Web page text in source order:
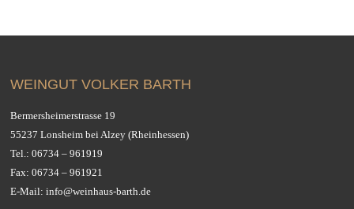
WEINGUT VOLKER BARTH
Bermersheimerstrasse 19
55237 Lonsheim bei Alzey (Rheinhessen)
Tel.:06734 – 961919
Fax: 06734 – 961921
E-Mail:info@weinhaus-barth.de